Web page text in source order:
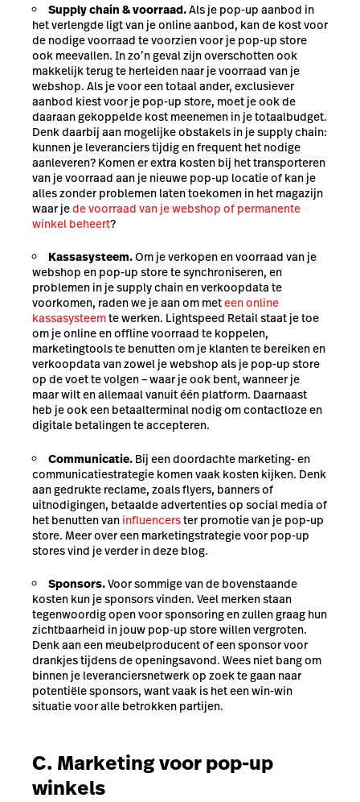
Supply chain & voorraad.Als je pop-up aanbod in
het verlengde ligt van je online aanbod, kan de kost voor
de nodige voorraad te voorzien voor je pop-up store
ook meevallen. In zo’n geval zijn overschotten ook
makkelijk terug te herleiden naar je voorraad van je
webshop. Als je voor een totaal ander, exclusiever
aanbod kiest voor je pop-up store, moet je ook de
daaraan gekoppelde kost meenemen in je totaalbudget.
Denk daarbij aan mogelijke obstakels in je supply chain:
kunnen je leveranciers tijdig en frequent het nodige
aanleveren? Komen er extra kosten bij het transporteren
van je voorraad aan je nieuwe pop-up locatie of kan je
alles zonder problemen laten toekomen in het magazijn
waar jede voorraad van je webshop of permanente
winkel beheert?
Kassasysteem.Om je verkopen en voorraad van je
webshop en pop-up store te synchroniseren, en
problemen in je supply chain en verkoopdata te
voorkomen, raden we je aan om meteen online
kassasysteemte werken. Lightspeed Retail staat je toe
om je online en offline voorraad te koppelen,
marketingtools te benutten om je klanten te bereiken en
verkoopdata van zowel je webshop als je pop-up store
op de voet te volgen – waar je ook bent, wanneer je
maar wilt en allemaal vanuit één platform. Daarnaast
heb je ook een betaalterminal nodigom contactloze en
digitale betalingente accepteren.
Communicatie. Bij een doordachte marketing- en
communicatiestrategie komen vaak kosten kijken. Denk
aan gedrukte reclame, zoals flyers, banners of
uitnodigingen, betaalde advertenties op social media of
het benutten van influencerster promotie van je pop-up
store. Meer over een marketingstrategie voor pop-up
stores vind je verder in deze blog.
Sponsors.Voor sommige van de bovenstaande
kosten kun je sponsors vinden. Veel merken staan
tegenwoordig open voor sponsoring en zullen graag hun
zichtbaarheid in jouw pop-up store willen vergroten.
Denk aan een meubelproducent of een sponsor voor
drankjes tijdens de openingsavond. Wees niet bang om
binnen je leveranciersnetwerk op zoek te gaan naar
potentiële sponsors, want vaak is het een win-win
situatie voor alle betrokken partijen.
C. Marketing voor pop-up
winkels